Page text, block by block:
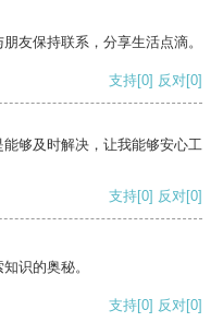
友保持联系，分享生活点滴。
支持[0] 反对[0]
够及时解决，让我能够安心工
支持[0] 反对[0]
识的奥秘。
支持[0] 反对[0]